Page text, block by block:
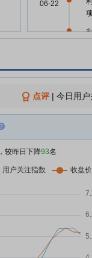
06-22
06-18
06-09
05-23
点评| 今日用
较昨日下降93名